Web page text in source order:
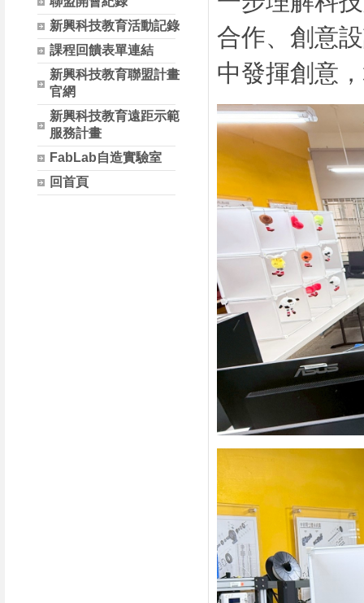
新興科技教育活動記錄
課程回饋表單連結
新興科技教育聯盟計畫
官網
新興科技教育遠距示範
服務計畫
FabLab自造實驗室
回首頁
合作、創意
中發揮創意